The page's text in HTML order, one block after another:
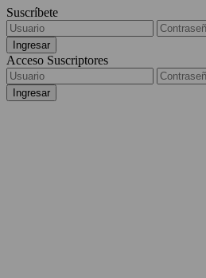
Suscríbete
Acceso Suscriptores